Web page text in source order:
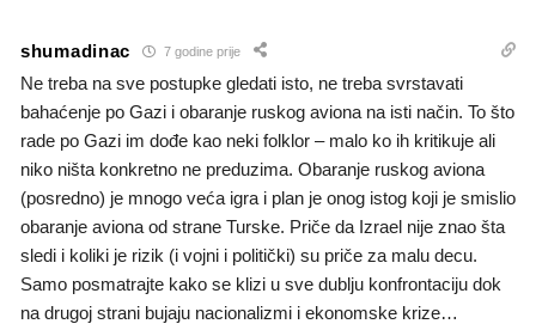
shumadinac 7 godine prije
Ne treba na sve postupke gledati isto, ne treba svrstavati
bahaćenje po Gazi i obaranje ruskog aviona na isti način. To što
rade po Gazi im dođe kao neki folklor – malo ko ih kritikuje ali
niko ništa konkretno ne preduzima. Obaranje ruskog aviona
(posredno) je mnogo veća igra i plan je onog istog koji je smislio
obaranje aviona od strane Turske. Priče da Izrael nije znao šta
sledi i koliki je rizik (i vojni i politički) su priče za malu decu.
Samo posmatrajte kako se klizi u sve dublju konfrontaciju dok
na drugoj strani bujaju nacionalizmi i ekonomske krize…